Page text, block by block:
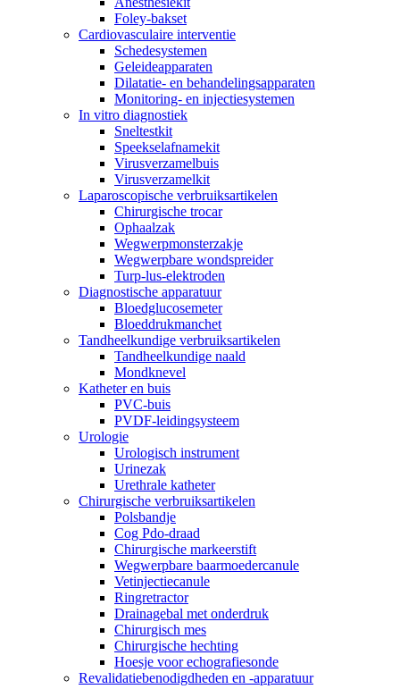
Foley-bakset
Cardiovasculaire interventie
Schedesystemen
Geleideapparaten
Dilatatie- en behandelingsapparaten
Monitoring- en injectiesystemen
In vitro diagnostiek
Sneltestkit
Speekselafnamekit
Virusverzamelbuis
Virusverzamelkit
Laparoscopische verbruiksartikelen
Chirurgische trocar
Ophaalzak
Wegwerpmonsterzakje
Wegwerpbare wondspreider
Turp-lus-elektroden
Diagnostische apparatuur
Bloedglucosemeter
Bloeddrukmanchet
Tandheelkundige verbruiksartikelen
Tandheelkundige naald
Mondknevel
Katheter en buis
PVC-buis
PVDF-leidingsysteem
Urologie
Urologisch instrument
Urinezak
Urethrale katheter
Chirurgische verbruiksartikelen
Polsbandje
Cog Pdo-draad
Chirurgische markeerstift
Wegwerpbare baarmoedercanule
Vetinjectiecanule
Ringretractor
Drainagebal met onderdruk
Chirurgisch mes
Chirurgische hechting
Hoesje voor echografiesonde
Revalidatiebenodigdheden en -apparatuur